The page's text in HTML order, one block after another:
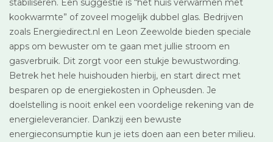
stabiliseren. Een suggestie is “het huis verwarmen met
kookwarmte” of zoveel mogelijk dubbel glas. Bedrijven
zoals Energiedirect.nl en Leon Zeewolde bieden speciale
apps om bewuster om te gaan met jullie stroom en
gasverbruik. Dit zorgt voor een stukje bewustwording.
Betrek het hele huishouden hierbij, en start direct met
besparen op de energiekosten in Opheusden. Je
doelstelling is nooit enkel een voordelige rekening van de
energieleverancier. Dankzij een bewuste
energieconsumptie kun je iets doen aan een beter milieu.